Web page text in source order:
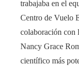
trabajaba en el
Centro de Vuelo
colaboración con
Nancy Grace
científico más